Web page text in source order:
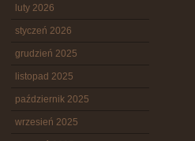
luty 2026
styczeń 2026
grudzień 2025
listopad 2025
październik 2025
wrzesień 2025